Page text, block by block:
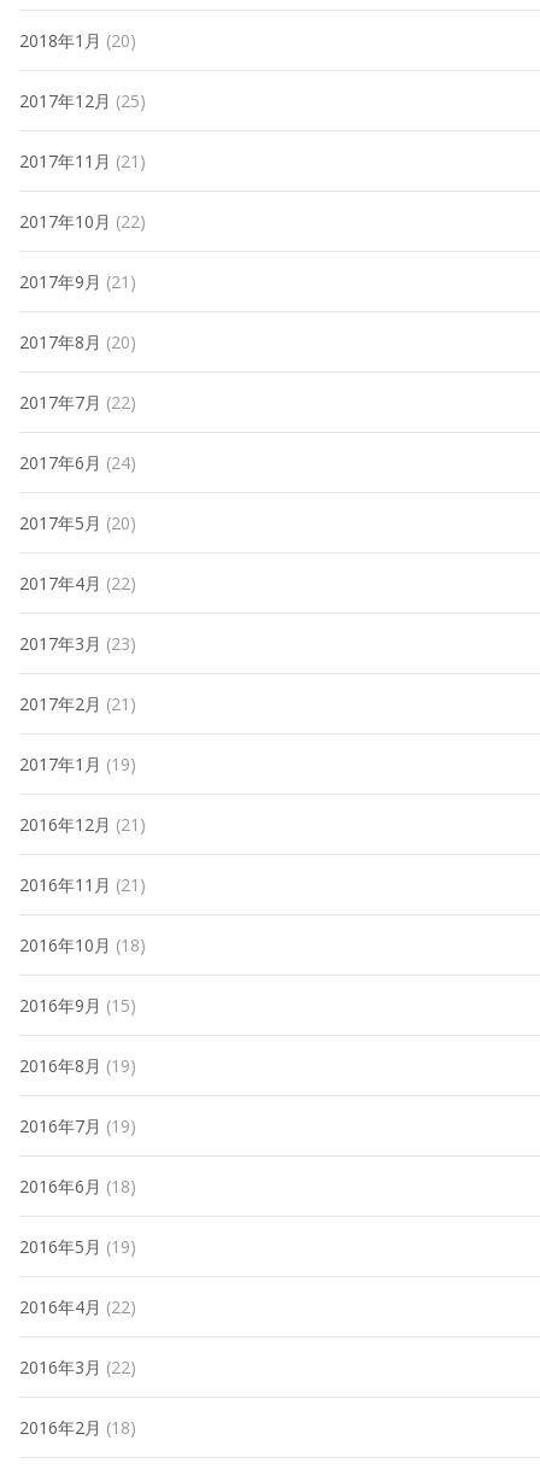
2018年1月 (20)
2017年12月 (25)
2017年11月 (21)
2017年10月 (22)
2017年9月 (21)
2017年8月 (20)
2017年7月 (22)
2017年6月 (24)
2017年5月 (20)
2017年4月 (22)
2017年3月 (23)
2017年2月 (21)
2017年1月 (19)
2016年12月 (21)
2016年11月 (21)
2016年10月 (18)
2016年9月 (15)
2016年8月 (19)
2016年7月 (19)
2016年6月 (18)
2016年5月 (19)
2016年4月 (22)
2016年3月 (22)
2016年2月 (18)